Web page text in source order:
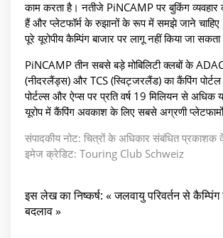
काम करता है। नतीजे PiNCAMP पर बुकिंग व्यवहार
हैं और प्लेटफॉर्म के रुझानों के रूप में समझे जाने
पूरे यूरोपीय कैम्पिंग बाजार पर लागू नहीं किया जा
PiNCAMP तीन सबसे बड़े मोबिलिटी क्लबों के
(नीदरलैंड्स) और TCS (स्विट्जरलैंड) का कैंपिंग
पोर्टल्स और ऐप्स पर प्रति वर्ष 19 मिलियन से अधिक
यूरोप में कैंपिंग अवकाश के लिए सबसे अग्रणी
संपादकीय नोट: चित्रों के अधिकार संबंधित प्रकाशक
इमेज क्रेडिट: Touring Club Schweiz
इस लेख का निष्कर्ष: « जलवायु परिवर्तन से कैम्पिंग
बदलाव »